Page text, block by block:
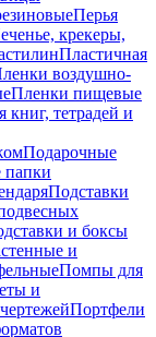
Перья
крекеры,
Пластичная
воздушно-
Пленки пищевые
книг, тетрадей и
Подарочные
папки
Подставки
и боксы
и
Помпы для
и
Портфели